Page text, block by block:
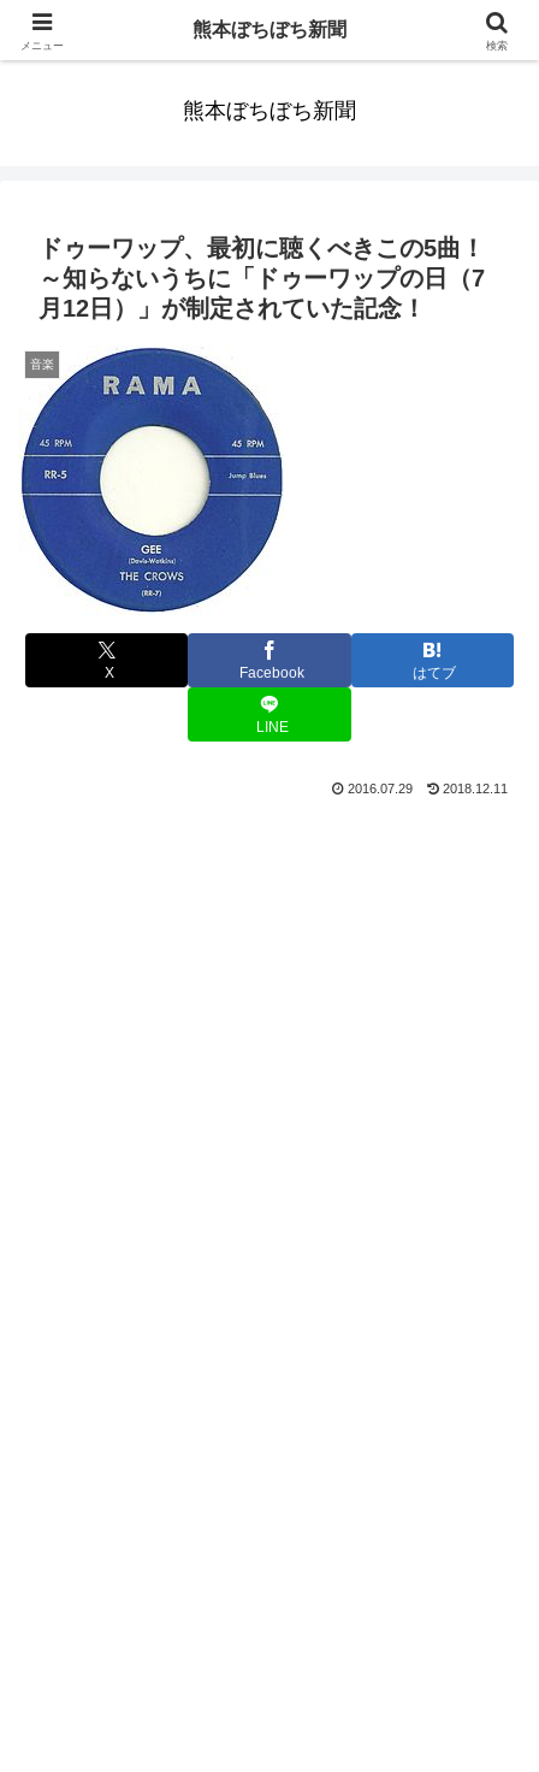
みんなまだ気づかずすごしていたんだわ。ずっといっしょに歩いてゆけるっ
熊本ぼちぼち新聞
ドゥーワップ、最初に聴くべきこの5曲！
～知らないうちに「ドゥーワップの日（7
月12日）」が制定されていた記念！
音楽
X Facebook はてブ
LINE
2016.07.29 2018.12.11
メニュー
熊本ぼちぼち新聞
検索